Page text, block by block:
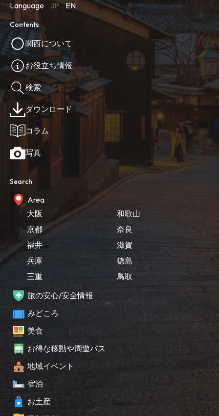
Language JP EN
Contents
関西について
お役立ち情報
検索
ダウンロード
コラム
写真
Search
Area
大阪
京都
福井
兵庫
三重
和歌山
奈良
滋賀
徳島
鳥取
旅の安心/安全情報
みどころ
美食
お得な移動や周遊パス
地域イベント
宿泊
お土産